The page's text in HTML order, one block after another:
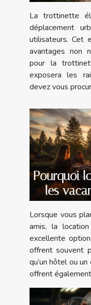
La trottinette
déplacement
utilisateurs. Cet
avantages non
pour la
exposera les
devez vous
Pourquoi
les
Lorsque vous
amis, la
excellente
offrent souvent
qu’un hôtel ou
offrent